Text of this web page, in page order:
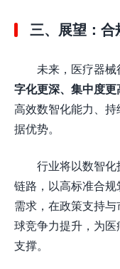
三、展望：合
未来，医疗器
字化更深、集中度更
高效数智化能力、
据优势。
行业将以数智
链路，以高标准合
需求，在政策支持
球竞争力提升，为
支撑。